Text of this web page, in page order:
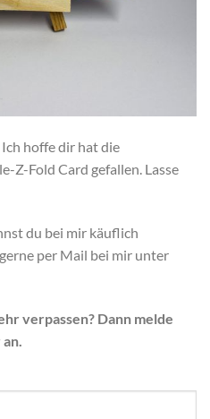
hoffe dir hat die
Z-Fold Card gefallen. Lasse
du bei mir käuflich
per Mail bei mir unter
verpassen? Dann melde